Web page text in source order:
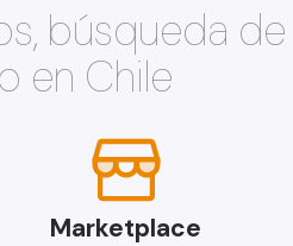
búsqueda
en Chile
Marketplace